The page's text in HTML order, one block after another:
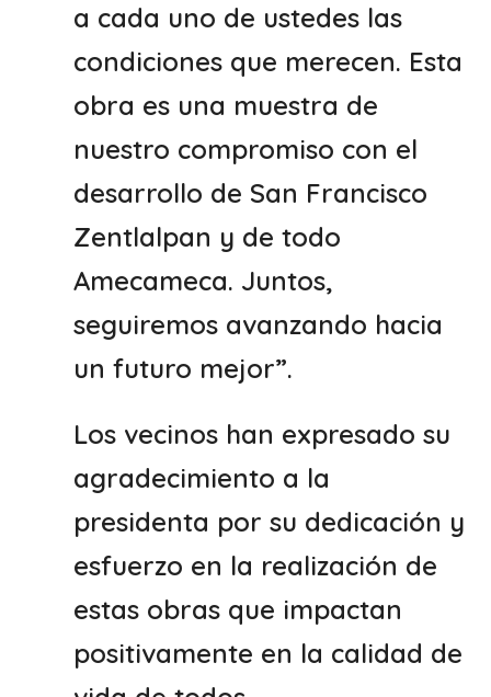
a cada uno de ustedes las
condiciones que merecen. Esta
obra es una muestra de
nuestro compromiso con el
desarrollo de San Francisco
Zentlalpan y de todo
Amecameca. Juntos,
seguiremos avanzando hacia
un futuro mejor”.
Los vecinos han expresado su
agradecimiento a la
presidenta por su dedicación y
esfuerzo en la realización de
estas obras que impactan
positivamente en la calidad de